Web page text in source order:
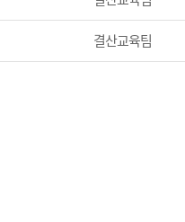
결산교육팀